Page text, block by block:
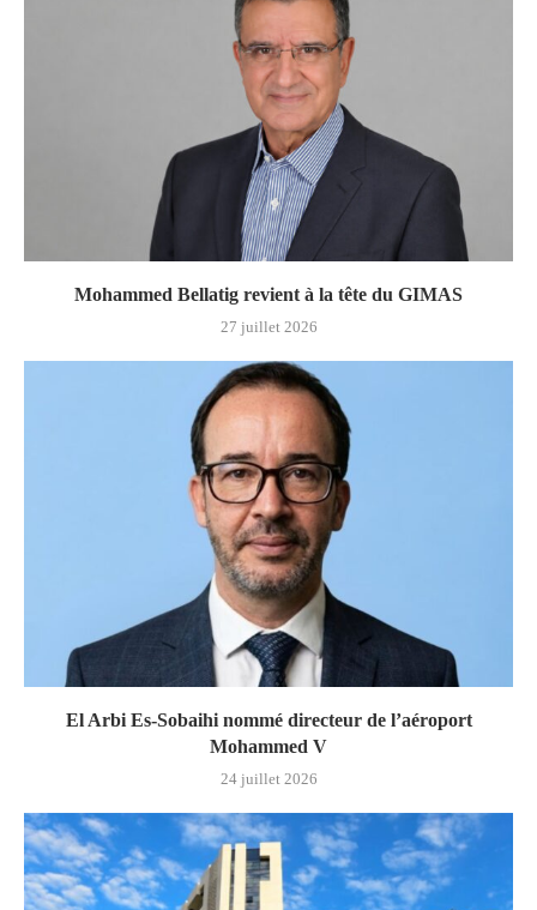
Mohammed Bellatig revient à la tête du GIMAS
27 juillet 2026
El Arbi Es-Sobaihi nommé directeur de l’aéroport
Mohammed V
24 juillet 2026